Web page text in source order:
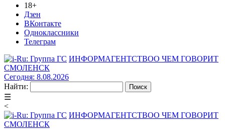
18+
Дзен
ВКонтакте
Одноклассники
Телеграм
ИНФОРМАГЕНТСТВОО ЧЕМ ГОВОРИТ
СМОЛЕНСК
Сегодня: 8.08.2026
Найти:
☰
<
ИНФОРМАГЕНТСТВОО ЧЕМ ГОВОРИТ
СМОЛЕНСК